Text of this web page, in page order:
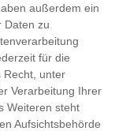
außerdem ein
Daten zu
für die
Recht, unter
Verarbeitung Ihrer
Weiteren steht
Aufsichtsbehörde